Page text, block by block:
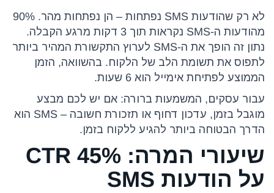
לא רק שהודעות SMS נפתחות – הן נפתחות מהר. 90%
מהודעות ה-SMS נקראות תוך 3 דקות מרגע הקבלה.
נתון זה הופך את ה-SMS לערוץ התקשורת המהיר ביותר
לתפוס את תשומת הלב של הלקוח. בהשוואה, הזמן
הממוצע לפתיחת אימייל הוא 6 שעות.
עבור עסקים, המשמעות ברורה: אם יש לכם מבצע
מוגבל בזמן, עדכון דחוף או תזכורת חשובה – SMS הוא
הדרך הבטוחה ביותר להגיע ללקוח בזמן.
שיעורי המרה: 45% CTR
על הודעות SMS